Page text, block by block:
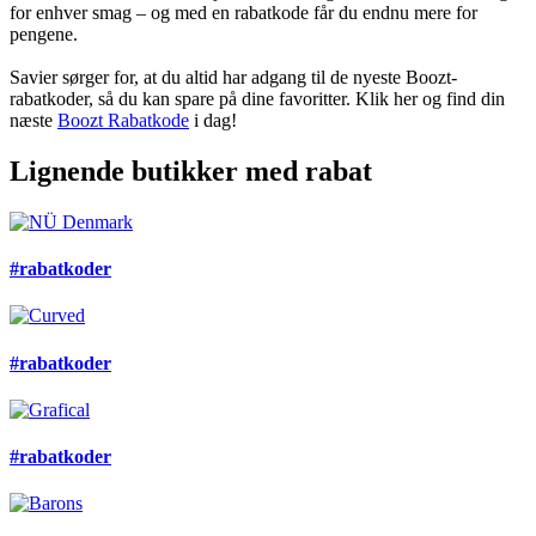
for enhver smag – og med en rabatkode får du endnu mere for
pengene.
Savier sørger for, at du altid har adgang til de nyeste Boozt-
rabatkoder, så du kan spare på dine favoritter. Klik her og find din
næste Boozt Rabatkode i dag!
Lignende butikker med rabat
#rabatkoder
#rabatkoder
#rabatkoder